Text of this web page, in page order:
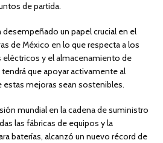
de partida.
desempeñado un papel crucial en el
de México en lo que respecta a los
y el almacenamiento de
que apoyar activamente al
estas mejoras sean sostenibles.
mundial en la cadena de suministro
las fábricas de equipos y la
baterías, alcanzó un nuevo récord de